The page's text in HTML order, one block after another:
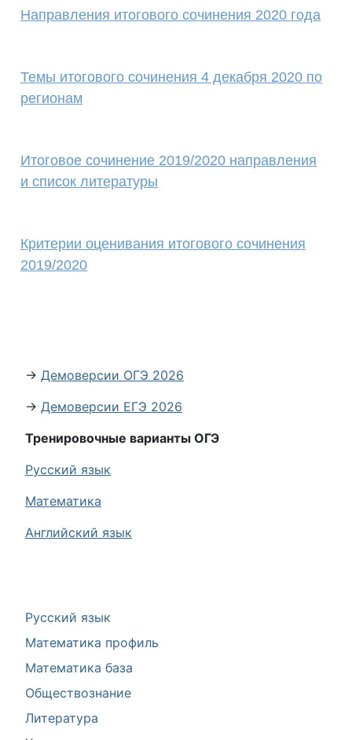
Русский язык
Математика профиль
Математика база
Обществознание
Литература
Направления итогового сочинения 2020 года
Темы итогового сочинения 4 декабря 2020 по
регионам
Итоговое сочинение 2019/2020 направления
и список литературы
Критерии оценивания итогового сочинения
2019/2020
→ Демоверсии ОГЭ 2026
→ Демоверсии ЕГЭ 2026
Тренировочные варианты ОГЭ
Русский язык
Математика
Английский язык